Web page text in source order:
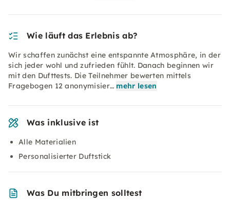
Wie läuft das Erlebnis ab?
Wir schaffen zunächst eine entspannte Atmosphäre, in der
sich jeder wohl und zufrieden fühlt. Danach beginnen wir
mit den Dufttests. Die Teilnehmer bewerten mittels
Fragebogen 12 anonymisier… mehr lesen
Was inklusive ist
Alle Materialien
Personalisierter Duftstick
Was Du mitbringen solltest